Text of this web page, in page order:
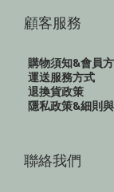
顧客服務
購物須知&會員
運送服務方式
退換貨政策
隱私政策&細則
聯絡我們